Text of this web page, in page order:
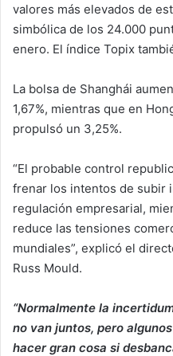
valores más elevados de
simbólica de los 24.000
enero. El índice Topix
La bolsa de Shanghái
1,67%, mientras que en
propulsó un 3,25%.
“El probable control
frenar los intentos de subir
regulación empresarial,
reduce las tensiones
mundiales”, explicó el
Russ Mould.
“Normalmente la
no van juntos, pero
hacer gran cosa si